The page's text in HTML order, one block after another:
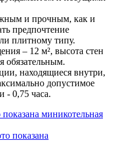
и прочным, как и
предпочтение
плитному типу.
– 12 м², высота стен
обязательным.
находящиеся внутри,
допустимое
- 0,75 часа.
миникотельная